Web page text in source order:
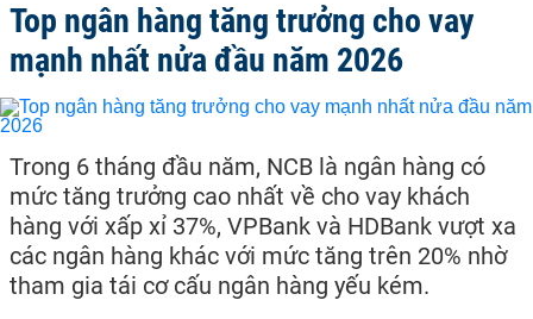
Top ngân hàng tăng trưởng cho vay
mạnh nhất nửa đầu năm 2026
Trong 6 tháng đầu năm, NCB là ngân hàng có
mức tăng trưởng cao nhất về cho vay khách
hàng với xấp xỉ 37%, VPBank và HDBank vượt xa
các ngân hàng khác với mức tăng trên 20% nhờ
tham gia tái cơ cấu ngân hàng yếu kém.